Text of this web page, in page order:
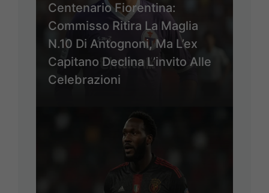
Centenario Fiorentina:
Commisso Ritira La Maglia
N.10 Di Antognoni, Ma L’ex
Capitano Declina L’invito Alle
Celebrazioni